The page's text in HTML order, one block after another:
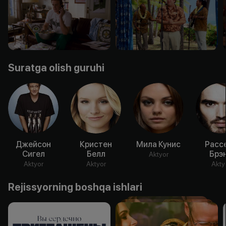
Suratga olish guruhi
Джейсон
Сигел
Aktyor
Кристен
Белл
Aktyor
Мила Кунис
Aktyor
Rejissyorning boshqa ishlari